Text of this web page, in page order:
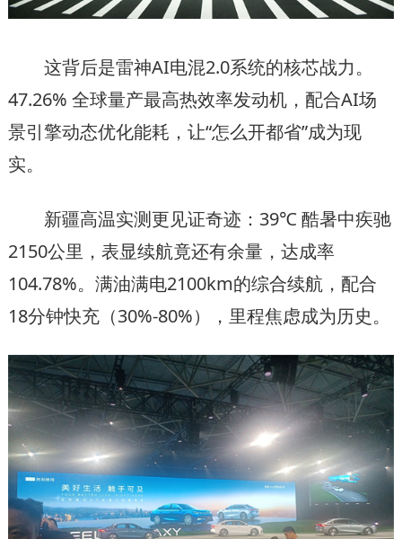
这背后是雷神AI电混2.0系统的核芯战力。
47.26% 全球量产最高热效率发动机，配合AI场
景引擎动态优化能耗，让“怎么开都省”成为现
实。
新疆高温实测更见证奇迹：39℃ 酷暑中疾驰
2150公里，表显续航竟还有余量，达成率
104.78%。满油满电2100km的综合续航，配合
18分钟快充（30%-80%），里程焦虑成为历史。